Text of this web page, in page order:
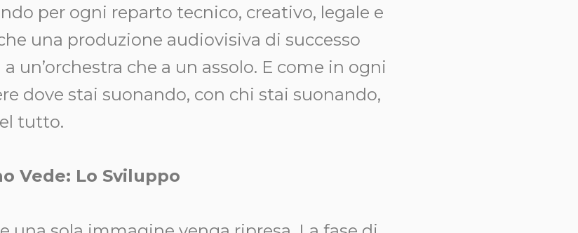
per ogni reparto tecnico, creativo, legale e
una produzione audiovisiva di successo
un’orchestra che a un assolo. E come in ogni
dove stai suonando, con chi stai suonando,
tutto.
Vede: Lo Sviluppo